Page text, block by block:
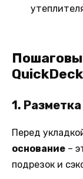
QuickDeck
1. Разметка
Перед
основание –
подрезок и